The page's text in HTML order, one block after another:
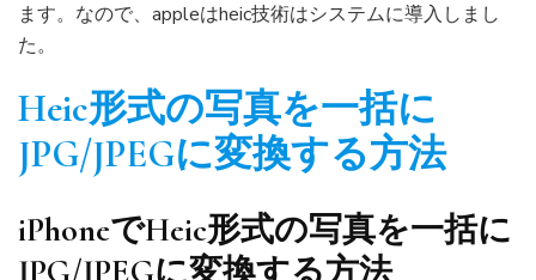
ます。なので、appleはheic技術はシステムに導入しまし
た。
Heic形式の写真を一括に
JPG/JPEGに変換する方法
iPhoneでHeic形式の写真を一括に
JPG/JPEGに変換する方法